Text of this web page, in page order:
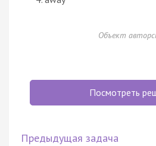
Объект
Посмотреть
Предыдущая задача